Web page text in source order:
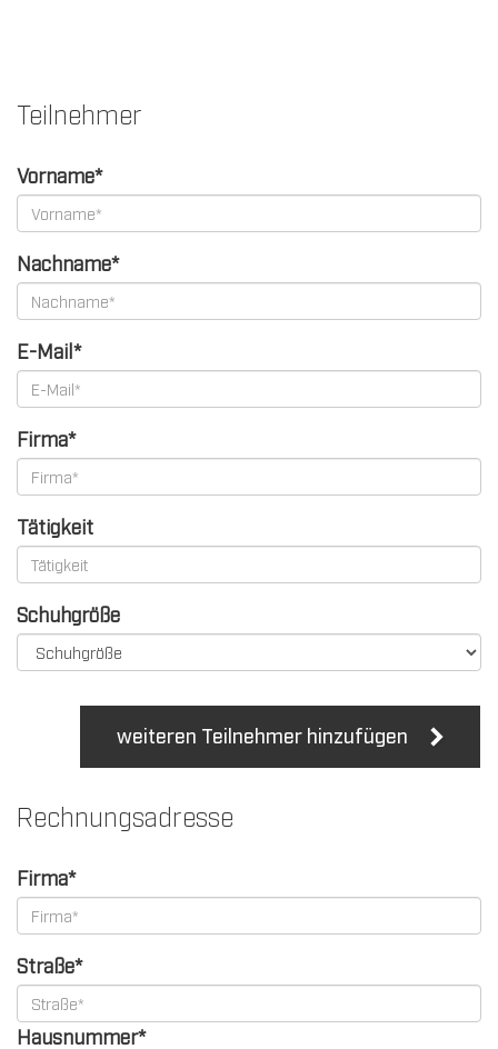
Teilnehmer
Vorname*
Nachname*
E-Mail*
Firma*
Tätigkeit
Schuhgröße
weiteren Teilnehmer hinzufügen
Rechnungsadresse
Firma*
Straße*
Hausnummer*